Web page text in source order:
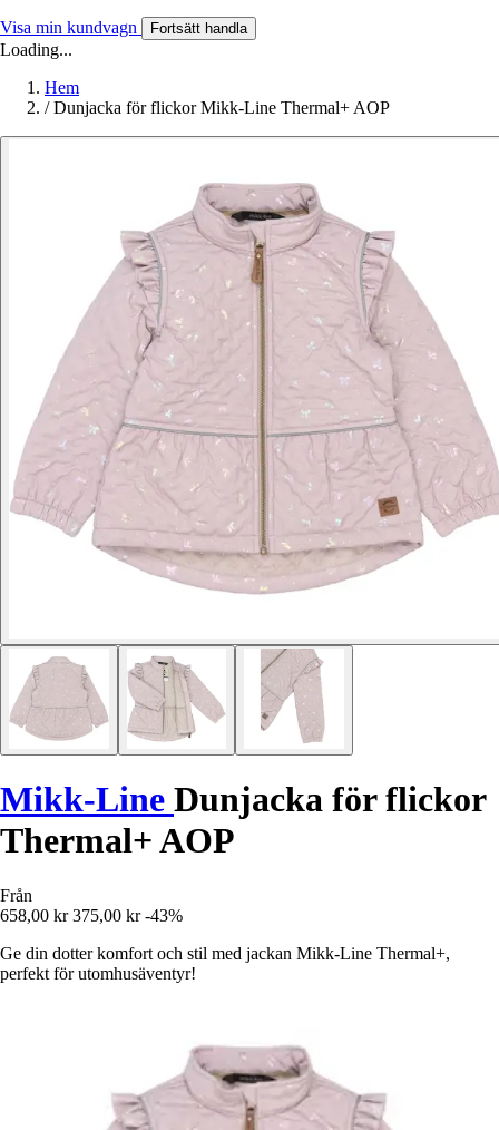
Visa min kundvagn Fortsätt handla
Loading...
Hem
/ Dunjacka för flickor Mikk-Line Thermal+ AOP
Mikk-Line Dunjacka för flickor
Thermal+ AOP
Från
658,00 kr 375,00 kr -43%
Ge din dotter komfort och stil med jackan Mikk-Line Thermal+,
perfekt för utomhusäventyr!